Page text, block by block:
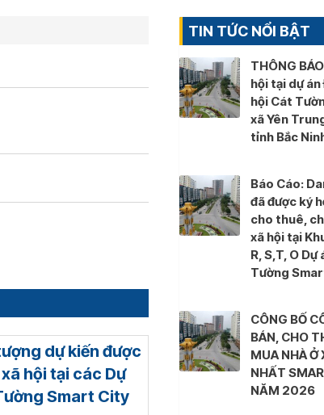
dự kiến được
hội tại các Dự
Smart City
TIN TỨC NỔI BẬT
THÔNG
hội tại dự án
hội Cát
xã Yên
tỉnh Bắc
Báo Cáo:
đã được ký
cho thuê,
xã hội tại
R, S,T, O Dự
Tường
CÔNG BỐ
BÁN, CHO
MUA NHÀ Ở
NHẤT
NĂM 2026